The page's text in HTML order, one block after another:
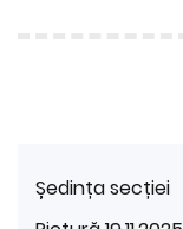
Ședința secției